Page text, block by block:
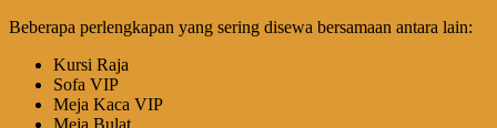
Beberapa perlengkapan yang sering disewa bersamaan antara lain:
Kursi Raja
Sofa VIP
Meja Kaca VIP
Meja Bulat